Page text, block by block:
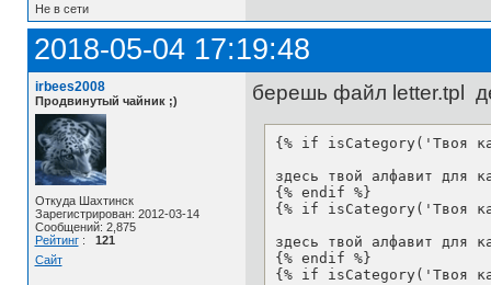
Не в сети
2018-05-04 17:19:48
irbees2008
Продвинутый чайник ;)
Откуда Шахтинск
Зарегистрирован: 2012-03-14
Сообщений: 2,875
Рейтинг: 121
Сайт
берешь файл letter.tpl
{% if isCategory('Твоя
здесь твой алфавит для
{% endif %}
{% if isCategory('Твоя
здесь твой алфавит для
{% endif %}
{% if isCategory('Твоя